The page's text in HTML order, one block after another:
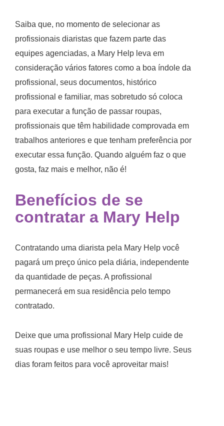
Saiba que, no momento de selecionar as
profissionais diaristas que fazem parte das
equipes agenciadas, a Mary Help leva em
consideração vários fatores como a boa índole da
profissional, seus documentos, histórico
profissional e familiar, mas sobretudo só coloca
para executar a função de passar roupas,
profissionais que têm habilidade comprovada em
trabalhos anteriores e que tenham preferência por
executar essa função. Quando alguém faz o que
gosta, faz mais e melhor, não é!
Benefícios de se
contratar a Mary Help
Contratando uma diarista pela Mary Help você
pagará um preço único pela diária, independente
da quantidade de peças. A profissional
permanecerá em sua residência pelo tempo
contratado.
Deixe que uma profissional Mary Help cuide de
suas roupas e use melhor o seu tempo livre. Seus
dias foram feitos para você aproveitar mais!